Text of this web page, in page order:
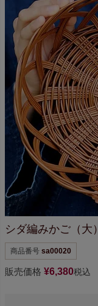
シダ編みかご（大）
商品番号 sa00020
販売価格 ¥6,380税込